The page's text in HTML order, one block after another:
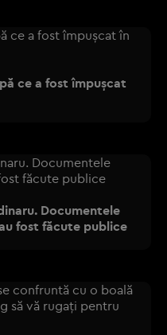
ce a fost împușcat
Documentele
fost făcute publice